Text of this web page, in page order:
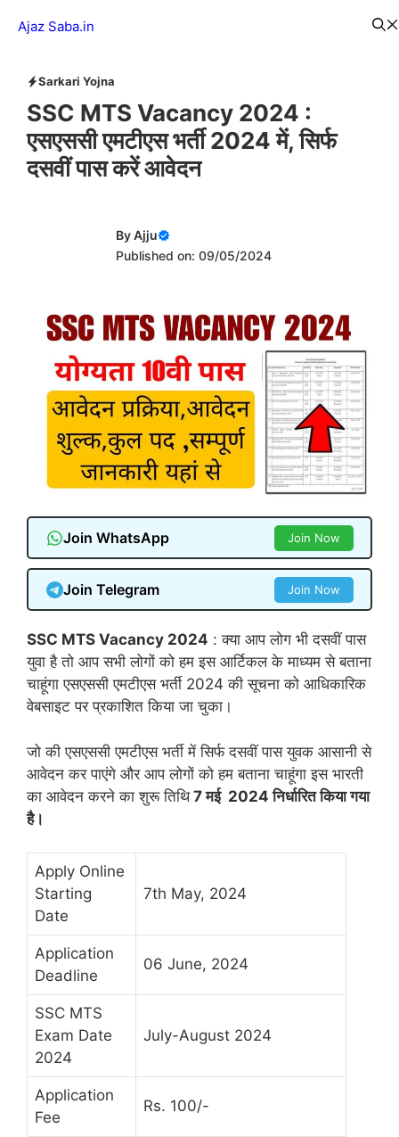
Ajaz Saba.in
Sarkari Yojna
SSC MTS Vacancy 2024 :
एसएससी एमटीएस भर्ती 2024 में, सिर्फ
दसवीं पास करें आवेदन
ByAjju
Published on: 09/05/2024
Join WhatsApp Join Now
Join Telegram Join Now
SSC MTS Vacancy 2024 : क्या आप लोग भी दसवीं पास
युवा है तो आप सभी लोगों को हम इस आर्टिकल के माध्यम से बताना
चाहूंगा एसएससी एमटीएस भर्ती 2024 की सूचना को आधिकारिक
वेबसाइट पर प्रकाशित किया जा चुका।
जो की एसएससी एमटीएस भर्ती में सिर्फ दसवीं पास युवक आसानी से
आवेदन कर पाएंगे और आप लोगों को हम बताना चाहूंगा इस भारती
का आवेदन करने का शुरू तिथि7 मई 2024 निर्धारित किया गया
है।
Apply Online
Starting
Date
7th May, 2024
Application
Deadline
06 June, 2024
SSC MTS
Exam Date
2024
July-August 2024
Application
Fee
Rs. 100/-